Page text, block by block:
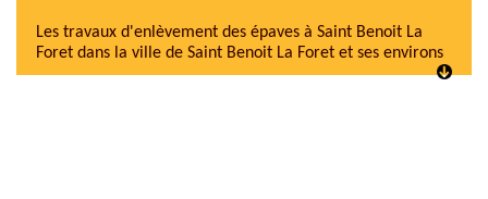
Les travaux d'enlèvement des épaves à Saint Benoit La
Foret dans la ville de Saint Benoit La Foret et ses environs